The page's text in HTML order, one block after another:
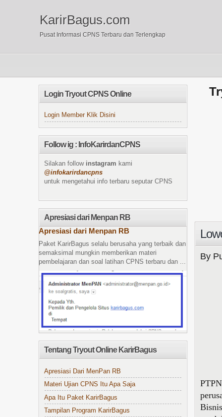
KarirBagus.com
Pusat Informasi CPNS Terbaru dan Terlengkap
By
Login Tryout CPNS Online
Login Member Klik Disini
Follow ig : InfoKarirdanCPNS
Silakan follow instagram kami
@infokarirdancpns
untuk mengetahui info terbaru seputar CPNS
Apresiasi dari Menpan RB
Apresiasi dari Menpan RB
Paket KarirBagus selalu berusaha yang terbaik dan
semaksimal mungkin memberikan materi
pembelajaran dan soal latihan CPNS terbaru dan ...
Tentang Tryout Online KarirBagus
Apresiasi Dari MenPan RB
Materi Ujian CPNS Itu Apa Saja
Apa Itu Paket KarirBagus
Tampilan Program KarirBagus